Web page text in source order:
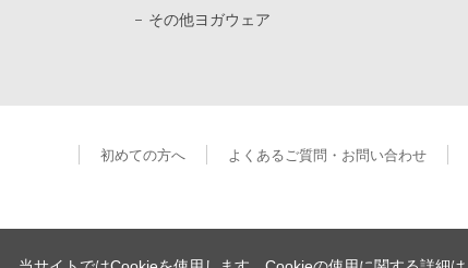
その他ヨガウェア
初めての方へ よくあるご質問・お問い合わせ